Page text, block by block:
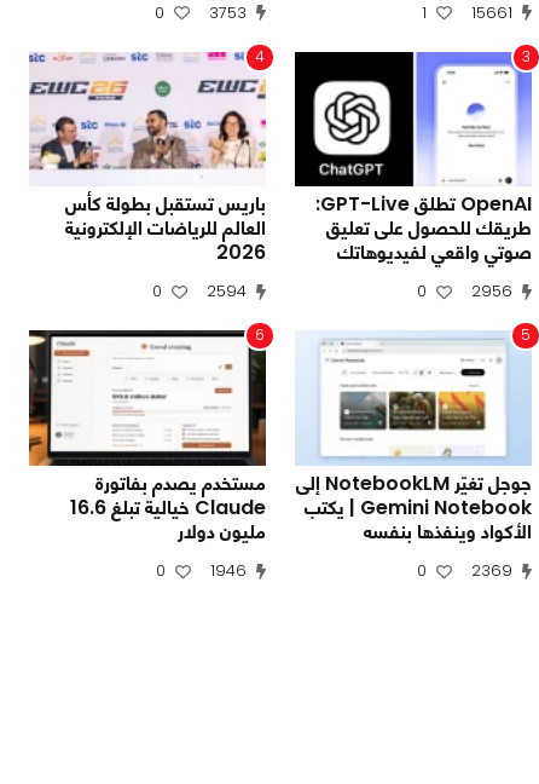
15661
1
3753
0
3
OpenAI تطلق GPT-Live:
طريقك للحصول على تعليق
صوتي واقعي لفيديوهاتك
2956
0
4
باريس تستقبل بطولة كأس
العالم للرياضات الإلكترونية
2026
2594
0
5
جوجل تغيّر NotebookLM إلى
Gemini Notebook | يكتب
الأكواد وينفذها بنفسه
2369
0
6
مستخدم يصدم بفاتورة
Claude خيالية تبلغ 16.6
مليون دولار
1946
0